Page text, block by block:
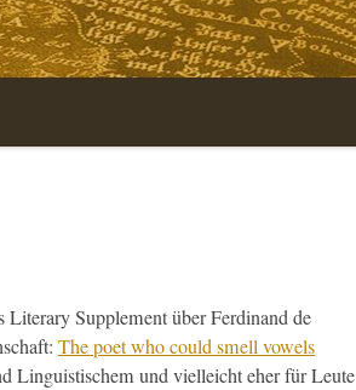
Sup­ple­ment über Fer­di­nand de
The poet who could smell vow­els
Lin­guis­tis­chem und vielle­icht eher für Leute